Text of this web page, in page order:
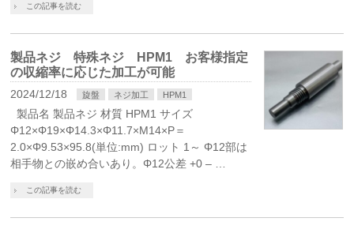
この記事を読む
製品ネジ 特殊ネジ HPM1 お客様指定
の収縮率に応じた加工が可能
2024/12/18 旋盤 ネジ加工 HPM1
製品名 製品ネジ 材質 HPM1 サイズ
Φ12×Φ19×Φ14.3×Φ11.7×M14×P＝
2.0×Φ9.53×95.8(単位:mm) ロット 1～ Φ12部は
相手物との嵌め合いあり。Φ12公差 +0 – …
この記事を読む